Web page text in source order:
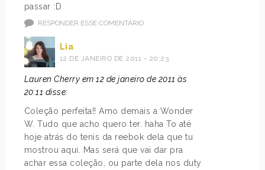
passar :D
RESPONDER ESSE COMENTÁRIO
Lia
12 DE JANEIRO DE 2011 - 20:23
Lauren Cherry em 12 de janeiro de 2011 às
20:11 disse:
Coleção perfeita!! Amo demais a Wonder
W. Tudo que acho quero ter. haha To até
hoje atrás do tenis da reebok dela que tu
mostrou aqui. Mas será que vai dar pra
achar essa coleção, ou parte dela nos duty